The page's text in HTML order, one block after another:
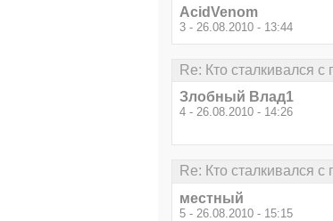
AcidVenom
3 - 26.08.2010 - 13:44
Re: Кто сталкивался
Злобный Влад1
4 - 26.08.2010 - 14:26
Re: Кто сталкивался
местный
5 - 26.08.2010 - 15:15